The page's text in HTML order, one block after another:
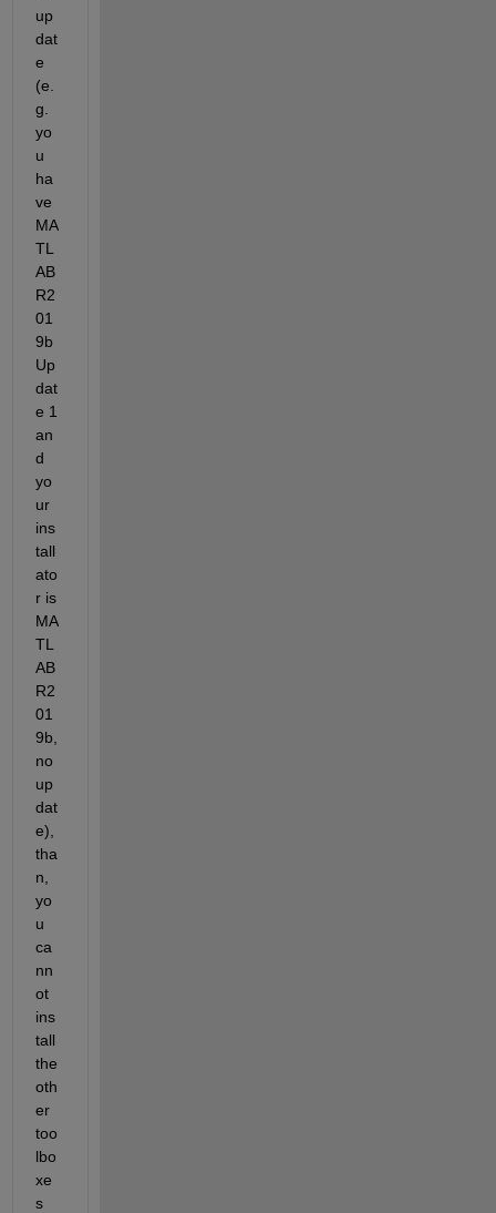
up
dat
e
(e.
g.
yo
u
ha
ve
MA
TL
AB
R2
01
9b
Up
dat
e 1
an
d
yo
ur
ins
tall
ato
r is
MA
TL
AB
R2
01
9b,
no
up
dat
e),
tha
n,
yo
u
ca
nn
ot
ins
tall
the
oth
er
too
lbo
xe
s